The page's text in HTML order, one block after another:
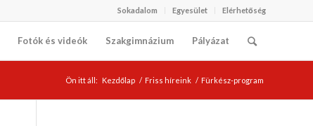
Sokadalom Egyesület Elérhetőség
Fotók és videók Szakgimnázium Pályázat
Ön itt áll: Kezdőlap / Friss híreink / Fürkész-program